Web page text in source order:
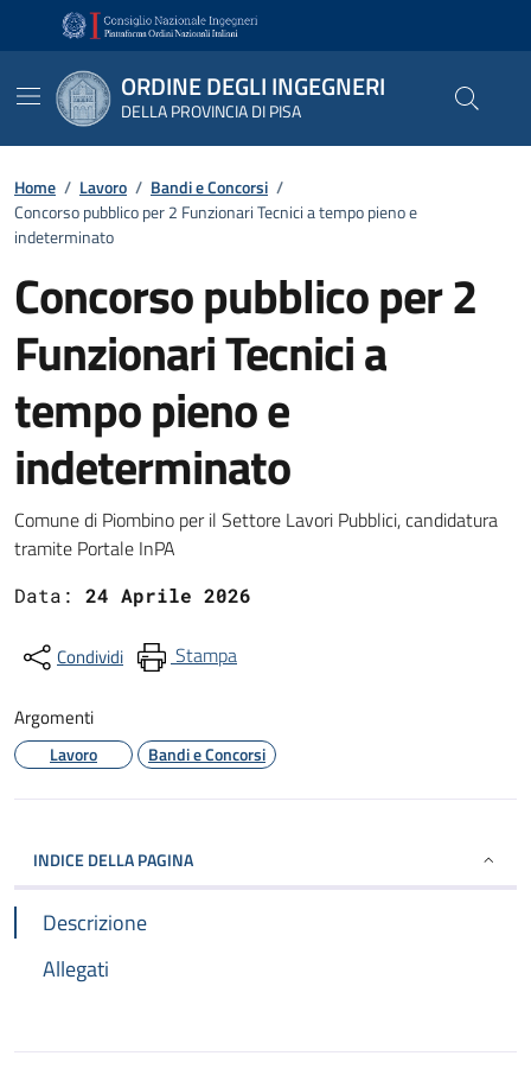
Vai ai contenuti
Vai al footer
ORDINE DEGLI INGEGNERI
DELLA PROVINCIA DI PISA
Home / Lavoro / Bandi e Concorsi /
Concorso pubblico per 2 Funzionari Tecnici a tempo pieno e
indeterminato
Concorso pubblico per 2
Funzionari Tecnici a
tempo pieno e
indeterminato
Dettagli
Comune di Piombino per il Settore Lavori Pubblici, candidatura
tramite Portale InPA
Data: 24 Aprile 2026
Condividi Stampa
Argomenti
Lavoro Bandi e Concorsi
INDICE DELLA PAGINA
Descrizione
Allegati